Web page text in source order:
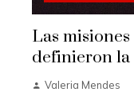
Las
definieron la
Valeria Mendes